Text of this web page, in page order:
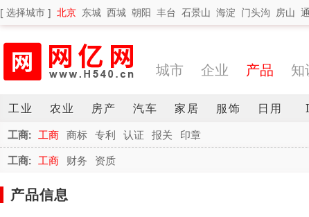
[ 选择城市 ] 北京 东城 西城 朝阳 丰台 石景山 海淀 门头沟 房山
城市 企业 产品 知
工业 农业 房产 汽车 家居 服饰 日用
工商: 工商 商标 专利 认证 报关
印章
工商: 工商 财务 资质
产品信息